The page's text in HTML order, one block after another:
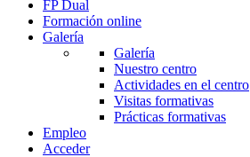
FP Dual
Formación online
Galería
Galería
Nuestro centro
Actividades en el centro
Visitas formativas
Prácticas formativas
Empleo
Acceder